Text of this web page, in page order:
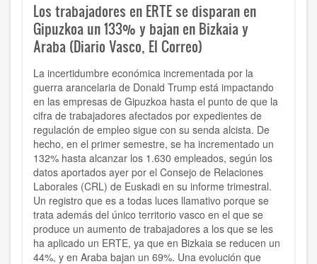
Los trabajadores en ERTE se disparan en
Gipuzkoa un 133% y bajan en Bizkaia y
Araba (Diario Vasco, El Correo)
La incertidumbre económica incrementada por la
guerra arancelaria de Donald Trump está impactando
en las empresas de Gipuzkoa hasta el punto de que la
cifra de trabajadores afectados por expedientes de
regulación de empleo sigue con su senda alcista. De
hecho, en el primer semestre, se ha incrementado un
132% hasta alcanzar los 1.630 empleados, según los
datos aportados ayer por el Consejo de Relaciones
Laborales (CRL) de Euskadi en su informe trimestral.
Un registro que es a todas luces llamativo porque se
trata además del único territorio vasco en el que se
produce un aumento de trabajadores a los que se les
ha aplicado un ERTE, ya que en Bizkaia se reducen un
44%, y en Araba bajan un 69%. Una evolución que